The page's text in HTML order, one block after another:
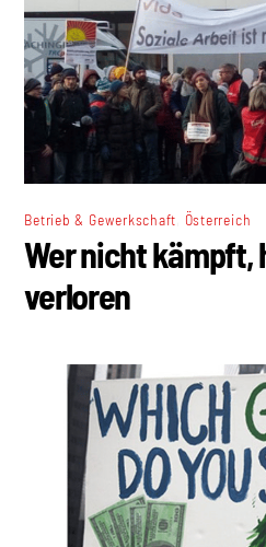
Betrieb & Gewerkschaft Österreich
Wer nicht kämpft,
verloren